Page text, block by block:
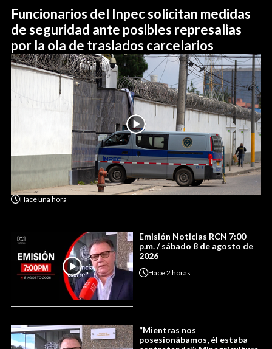
Funcionarios del Inpec solicitan medidas
de seguridad ante posibles represalias
por la ola de traslados carcelarios
Haceuna hora
Emisión Noticias RCN 7:00
p.m. / sábado 8 de agosto de
2026
Hace2 horas
“Mientras nos
posesionábamos, él estaba